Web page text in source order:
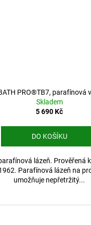
PRO®TB7, parafínová
Skladem
5 690 Kč
DO KOŠÍKU
lázeň. Prověřená
Parafínová lázeň na
umožňuje nepřetržitý...